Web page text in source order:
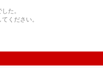
た。
ください。